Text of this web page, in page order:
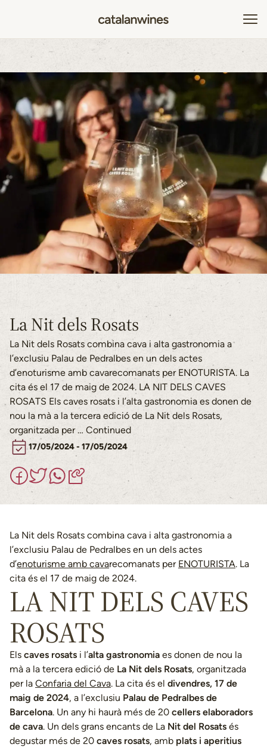
La Nit dels Rosats
La Nit dels Rosats combina cava i alta gastronomia a
l’exclusiu Palau de Pedralbes en un dels actes
d’enoturisme amb cavarecomanats per ENOTURISTA. La
cita és el 17 de maig de 2024. LA NIT DELS CAVES
ROSATS Els caves rosats i l’alta gastronomia es donen de
nou la mà a la tercera edició de La Nit dels Rosats,
organitzada per … Continued
17/05/2024 - 17/05/2024
La Nit dels Rosats combina cava i alta gastronomia a
l’exclusiu Palau de Pedralbes en un dels actes
d’enoturisme amb cavarecomanats per ENOTURISTA. La
cita és el 17 de maig de 2024.
LA NIT DELS CAVES
ROSATS
Els caves rosats i l’alta gastronomia es donen de nou la
mà a la tercera edició de La Nit dels Rosats, organitzada
per la Confaria del Cava. La cita és el divendres, 17 de
maig de 2024, a l’exclusiu Palau de Pedralbes de
Barcelona. Un any hi haurà més de 20 cellers elaboradors
de cava. Un dels grans encants de La Nit del Rosats és
degustar més de 20 caves rosats, amb plats i aperitius